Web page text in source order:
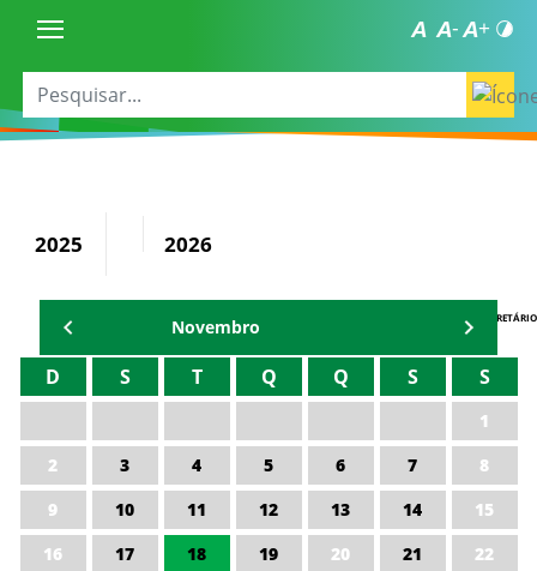
2025 2026
AGENDA DO SECRETÁRIO
Novembro
D S T Q Q S S
1
2
3 4 5 6 7
8
9
10 11 12 13 14
15
16
17 18 19 20 21
22